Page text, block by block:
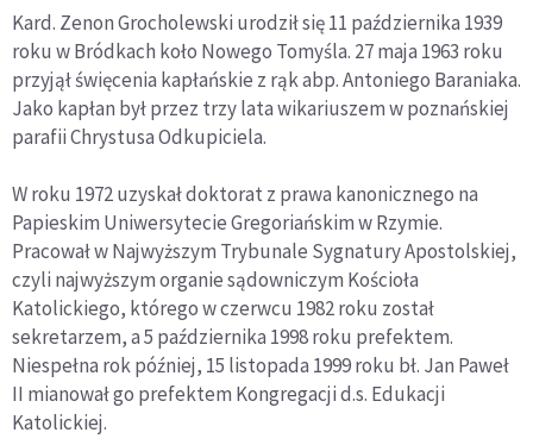
Kard. Zenon Grocholewski urodził się 11 października 1939
roku w Bródkach koło Nowego Tomyśla. 27 maja 1963 roku
przyjął święcenia kapłańskie z rąk abp. Antoniego Baraniaka.
Jako kapłan był przez trzy lata wikariuszem w poznańskiej
parafii Chrystusa Odkupiciela.
W roku 1972 uzyskał doktorat z prawa kanonicznego na
Papieskim Uniwersytecie Gregoriańskim w Rzymie.
Pracował w Najwyższym Trybunale Sygnatury Apostolskiej,
czyli najwyższym organie sądowniczym Kościoła
Katolickiego, którego w czerwcu 1982 roku został
sekretarzem, a 5 października 1998 roku prefektem.
Niespełna rok później, 15 listopada 1999 roku bł. Jan Paweł
II mianował go prefektem Kongregacji d.s. Edukacji
Katolickiej.